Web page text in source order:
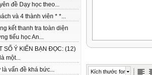
đề Dạy học theo...
và 4 thành viên * *...
kết thanh tra toàn diện
tiểu học An...
SỐ Ý KIẾN BẠN ĐỌC: (12)
một...
là vấn đề khá bức...
Kích thước font